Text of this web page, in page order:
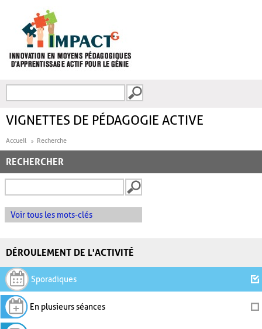
FORMULAIRE DE
VIGNETTES DE PÉDAGOGIE ACTIVE
Accueil Recherche
RECHERCHER
Voir tous les mots-clés
DÉROULEMENT DE L'ACTIVITÉ
Sporadiques
En plusieurs séances